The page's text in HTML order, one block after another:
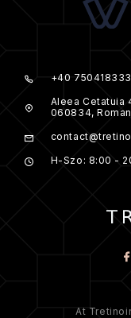
+40 750418333
Aleea Cetatuia
060834,
H-Szo: 8:00 -
At